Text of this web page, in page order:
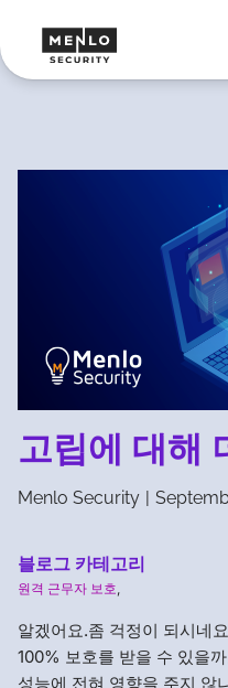
고립에 대해
Menlo Security |
블로그 카테고리
원격 근무자 보호,
알겠어요.좀 걱정이 되시네
100% 보호를 받을 수 있을
성능에 전혀 영향을 주지 않